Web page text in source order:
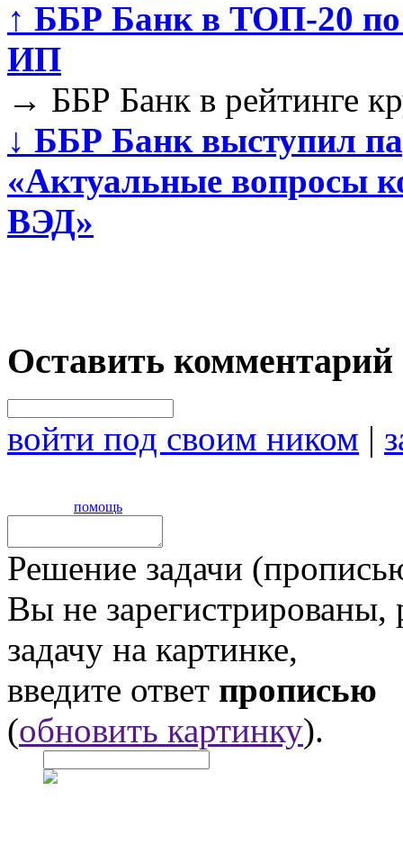
↑ ББР Банк в ТОП-20 по
ИП
→ ББР Банк в рейтинге
↓ ББР Банк выступил
«Актуальные вопросы
ВЭД»
Оставить комментарий
войти под своим ником |
помощь
Решение задачи
Вы не
задачу на картинке,
введите ответ прописью
(обновить картинку).